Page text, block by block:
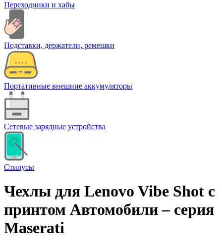
Переходники и хабы
Подставки, держатели, ремешки
Портативные внешние аккумуляторы
Сетевые зарядные устройства
Стилусы
Чехлы для Lenovo Vibe Shot с
принтом Автомобили – cерия
Maserati